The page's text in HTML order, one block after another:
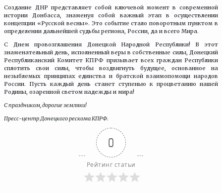
Создание ДНР представляет собой ключевой момент в современной
истории Донбасса, знаменуя собой важный этап в осуществлении
концепции «Русской весны». Это событие стало поворотным пунктом в
определении дальнейшей судьбы региона, России, да и всего Мира.
С Днем провозглашения Донецкой Народной Республики! В этот
знаменательный день, исполненный веры в собственные силы, Донецкий
Республиканский Комитет КПРФ призывает всех граждан Республики
сплотить свои силы, чтобы воздвигнуть будущее, основанное на
незыблемых принципах единства и братской взаимопомощи народов
России. Пусть каждый день станет ступенью к процветанию нашей
Родины, озаренной светом надежды и мира!
С праздником, дорогие земляки!
Пресс-центр Донецкого рескома КПРФ.
0
Рейтинг статьи